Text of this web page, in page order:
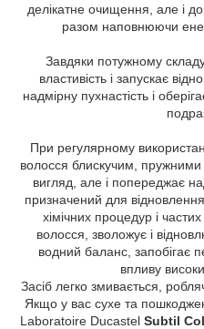
делікатне очищення, але і
разом наповнюючи
Завдяки потужному
властивість і запускає
надмірну пухнастість і
При регулярному
волосся блискучим,
вигляд, але і попереджає
призначений для
хімічних процедур і
волосся, зволожує і
водний баланс, запобігає
впливу
Засіб легко змивається,
Якщо у вас сухе та
Laboratoire Ducastel Subtil